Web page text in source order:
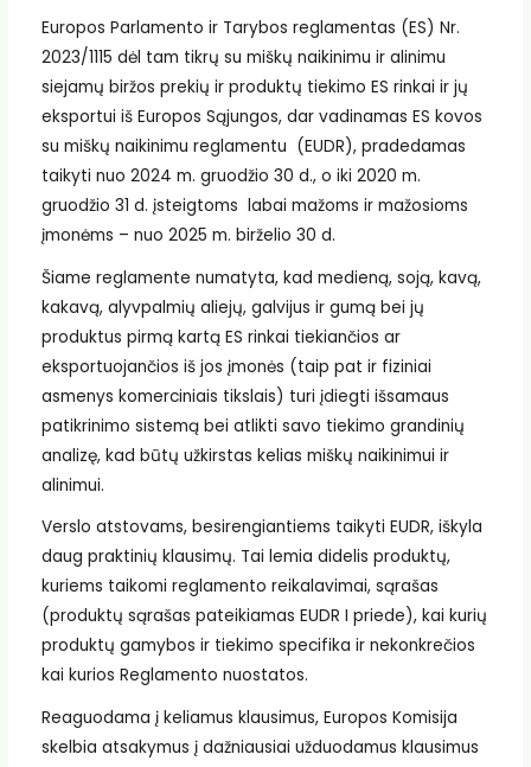
Europos Parlamento ir Tarybos reglamentas (ES) Nr.
2023/1115 dėl tam tikrų su miškų naikinimu ir alinimu
siejamų biržos prekių ir produktų tiekimo ES rinkai ir jų
eksportui iš Europos Sąjungos, dar vadinamas ES kovos
su miškų naikinimu reglamentu (EUDR), pradedamas
taikyti nuo 2024 m. gruodžio 30 d., o iki 2020 m.
gruodžio 31 d. įsteigtoms labai mažoms ir mažosioms
įmonėms – nuo 2025 m. birželio 30 d.
Šiame reglamente numatyta, kad medieną, soją, kavą,
kakavą, alyvpalmių aliejų, galvijus ir gumą bei jų
produktus pirmą kartą ES rinkai tiekiančios ar
eksportuojančios iš jos įmonės (taip pat ir fiziniai
asmenys komerciniais tikslais) turi įdiegti išsamaus
patikrinimo sistemą bei atlikti savo tiekimo grandinių
analizę, kad būtų užkirstas kelias miškų naikinimui ir
alinimui.
Verslo atstovams, besirengiantiems taikyti EUDR, iškyla
daug praktinių klausimų. Tai lemia didelis produktų,
kuriems taikomi reglamento reikalavimai, sąrašas
(produktų sąrašas pateikiamas EUDR I priede), kai kurių
produktų gamybos ir tiekimo specifika ir nekonkrečios
kai kurios Reglamento nuostatos.
Reaguodama į keliamus klausimus, Europos Komisija
skelbia atsakymus į dažniausiai užduodamus klausimus